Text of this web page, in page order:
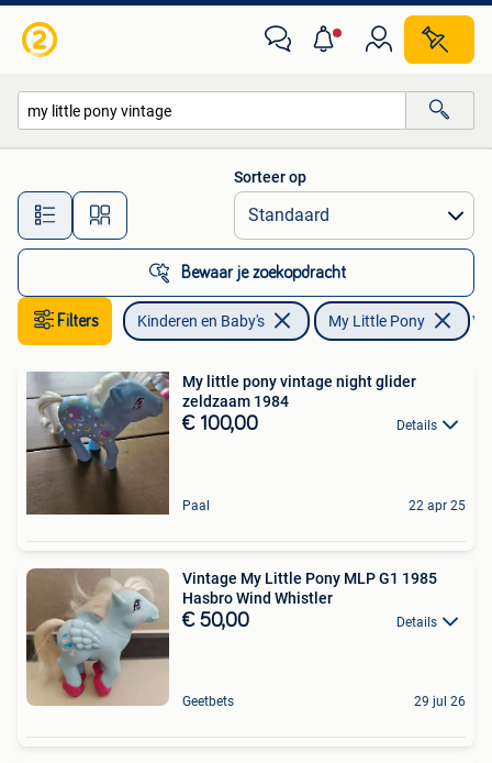
Alle afstanden…
Sorteer op
Bewaar je zoekopdracht
Filters Kinderen en Baby's My Little Pony
My little pony vintage night glider
zeldzaam 1984
€ 100,00 Details
Paal 22 apr 25
Vintage My Little Pony MLP G1 1985
Hasbro Wind Whistler
€ 50,00 Details
Geetbets 29 jul 26